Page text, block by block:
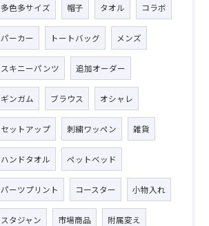
多色多サイズ 帽子 タオル コラボ
パーカー トートバッグ メンズ
スキニーパンツ 追加オーダー
ギンガム ブラウス オシャレ
セットアップ 刺繍ワッペン 雑貨
ハンドタオル ペットベッド
パーツプリント コースター 小物入れ
スタジャン 市場商品 附属変え